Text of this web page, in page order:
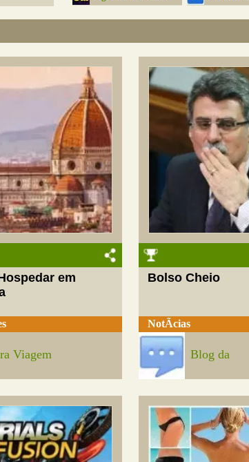
em
Viagem
Bolso Cheio
NotÃ­cias
Blog da